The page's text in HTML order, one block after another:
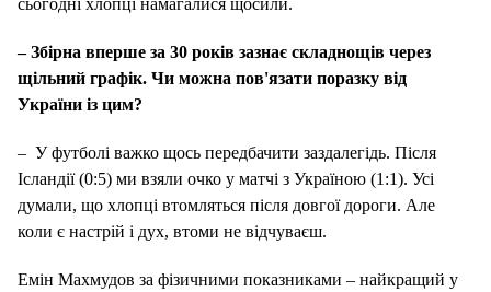
– Збірна вперше за 30 років зазнає складнощів через
щільний графік. Чи можна пов'язати поразку від
України із цим?
– У футболі важко щось передбачити заздалегідь. Після
Ісландії (0:5) ми взяли очко у матчі з Україною (1:1). Усі
думали, що хлопці втомляться після довгої дороги. Але
коли є настрій і дух, втоми не відчуваєш.
Емін Махмудов за фізичними показниками – найкращий у